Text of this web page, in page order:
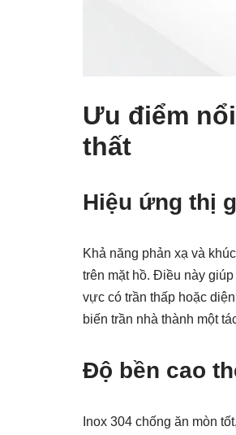
Ưu điểm
thất
Hiệu ứng thị
Khả năng phản xạ và
trên mặt hồ. Điều này
vực có trần thấp hoặc
biến trần nhà thành một
Độ bền cao
Inox 304 chống ăn mòn